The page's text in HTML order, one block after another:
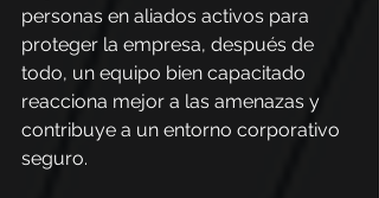
personas en aliados activos para
proteger la empresa, después de
todo, un equipo bien capacitado
reacciona mejor a las amenazas y
contribuye a un entorno corporativo
seguro.